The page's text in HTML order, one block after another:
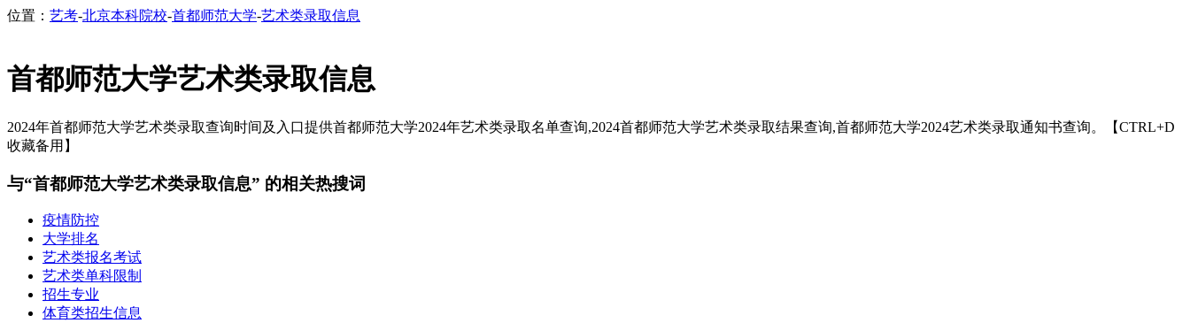
位置： 艺考-北京本科院校-首都师范大学-艺术类录取信息
首都师范大学艺术类录取信息
2024年首都师范大学艺术类录取查询时间及入口提供首都师范大学2024年艺术类录取名单查询,2024首都师范大学艺术类录取结果查询,首都师范大学2024艺术类录取通知书查询。【CTRL+D
收藏备用】
与“首都师范大学艺术类录取信息” 的相关热搜词
疫情防控
大学排名
艺术类报名考试
艺术类单科限制
招生专业
体育类招生信息